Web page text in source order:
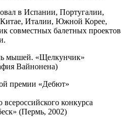
в Испании, Португалии,
Италии, Южной Корее,
совместных балетных проектов
мышей. «Щелкунчик»
Вайнонена)
премии «Дебют»
конкурса
(Пермь, 2002)